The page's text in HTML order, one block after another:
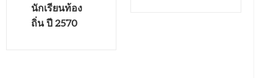
นักเรียนท้อง
ถิ่น ปี 2570